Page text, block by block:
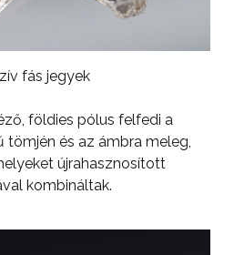
fás jegyek
földies pólus felfedi a
tömjén és az ámbra meleg,
újrahasznosított
kombináltak.